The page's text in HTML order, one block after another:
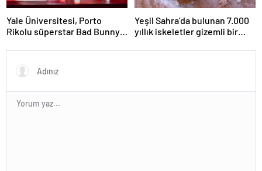
Yale Üniversitesi, Porto
Rikolu süperstar Bad Bunny
Yeşil Sahra’da bulunan 7.000
yıllık iskeletler gizemli bir